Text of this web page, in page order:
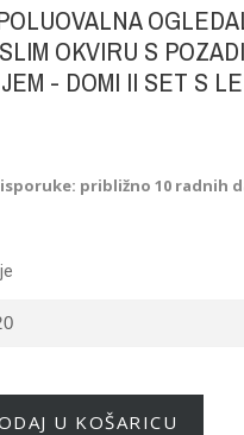
OKVIRU S
- DOMI II SET S
približno 10 radnih
U KOŠARICU